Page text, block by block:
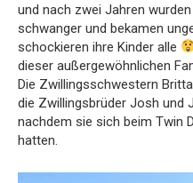
und nach zwei Jahren
schwanger und bekamen
schockieren ihre Kinder alle
dieser außergewöhnlichen
Die Zwillingsschwestern
die Zwillingsbrüder Josh und
nachdem sie sich beim Twin
hatten.